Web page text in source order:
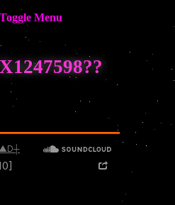
Toggle Menu